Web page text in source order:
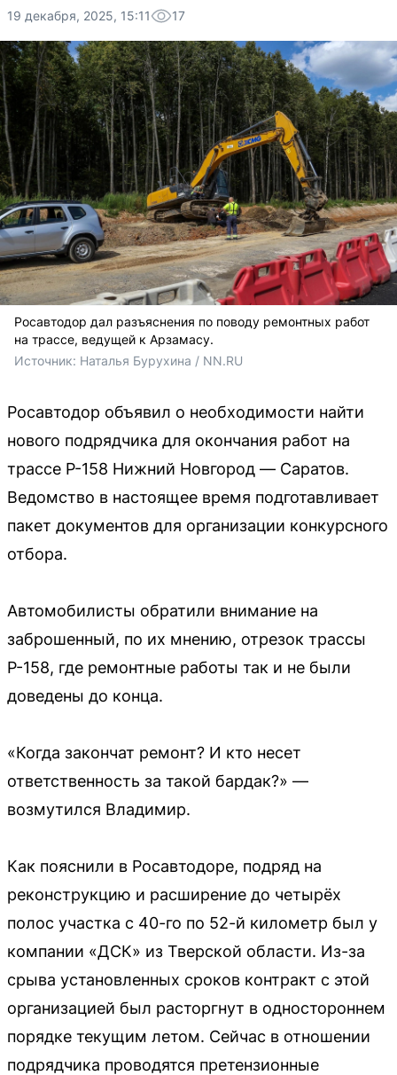
19 декабря, 2025, 15:11 17
Росавтодор дал разъяснения по поводу ремонтных работ
на трассе, ведущей к Арзамасу.
Источник: Наталья Бурухина / NN.RU
Росавтодор объявил о необходимости найти
нового подрядчика для окончания работ на
трассе Р-158 Нижний Новгород — Саратов.
Ведомство в настоящее время подготавливает
пакет документов для организации конкурсного
отбора.
Автомобилисты обратили внимание на
заброшенный, по их мнению, отрезок трассы
Р-158, где ремонтные работы так и не были
доведены до конца.
«Когда закончат ремонт? И кто несет
ответственность за такой бардак?» —
возмутился Владимир.
Как пояснили в Росавтодоре, подряд на
реконструкцию и расширение до четырёх
полос участка с 40-го по 52-й километр был у
компании «ДСК» из Тверской области. Из-за
срыва установленных сроков контракт с этой
организацией был расторгнут в одностороннем
порядке текущим летом. Сейчас в отношении
подрядчика проводятся претензионные